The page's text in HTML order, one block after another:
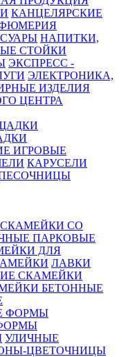
КАНЦЕЛЯРСКИЕ
НАПИТКИ,
СТОЙКИ
ЭКСПРЕСС -
ЭЛЕКТРОНИКА,
ИЗДЕЛИЯ
ЦЕНТРА
ИГРОВЫЕ
КАРУСЕЛИ
СКАМЕЙКИ СО
ПАРКОВЫЕ
ДЛЯ
ЛАВКИ
СКАМЕЙКИ
БЕТОННЫЕ
УЛИЧНЫЕ
ЦВЕТОЧНИЦЫ